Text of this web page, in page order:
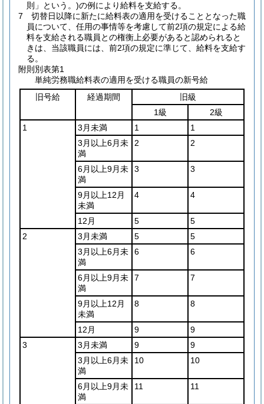
則」という。)の例により給料を支給する。
7
切替日以降に新たに給料表の適用を受けることとなった職
員について、任用の事情等を考慮して前2項の規定による給
料を支給される職員との権衡上必要があると認められると
きは、当該職員には、前2項の規定に準じて、給料を支給す
る。
附則別表第1
単純労務職給料表の適用を受ける職員の新号給
旧号給
経過期間
旧級
1級
2級
1
3月未満 1
1
3月以上6月未
満
2 2
6月以上9月未
満
3 3
9月以上12月
未満
4 4
12月 5
5
2
3月未満 5
5
3月以上6月未
満
6 6
6月以上9月未
満
7 7
9月以上12月
未満
8 8
12月 9
9
3
3月未満 9
9
3月以上6月未
満
10 10
6月以上9月未
満
11 11